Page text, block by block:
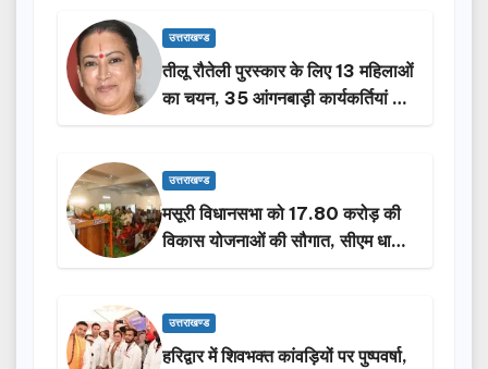
उत्तराखण्ड
तीलू रौतेली पुरस्कार के लिए 13 महिलाओं
का चयन, 35 आंगनबाड़ी कार्यकर्तियां भी
होंगी सम्मानित…
उत्तराखण्ड
मसूरी विधानसभा को 17.80 करोड़ की
विकास योजनाओं की सौगात, सीएम धामी
ने किया लोकार्पण-शिलान्यास.
उत्तराखण्ड
हरिद्वार में शिवभक्त कांवड़ियों पर पुष्पवर्षा,